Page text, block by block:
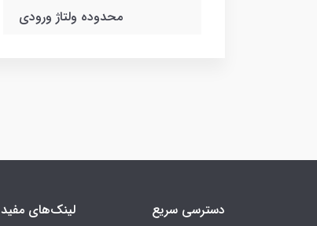
محدوده ولتاژ ورودی
دسترسی سریع لینک‌های مفید